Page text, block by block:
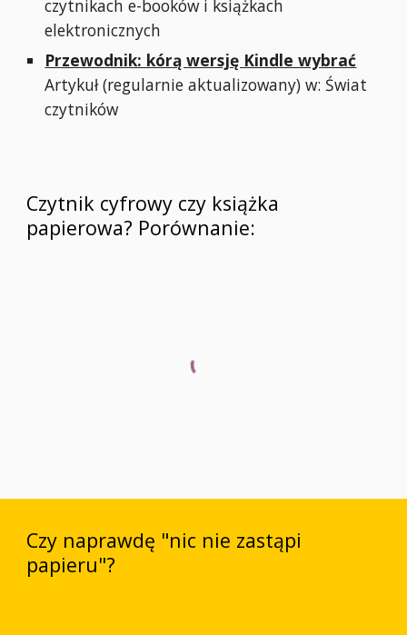
czytnikach e-booków i książkach
elektronicznych
Przewodnik: kórą wersję Kindle wybrać
Artykuł (regularnie aktualizowany) w: Świat
czytników
Czytnik cyfrowy czy książka
papierowa? Porównanie:
Czy naprawdę "nic nie zastąpi
papieru"?